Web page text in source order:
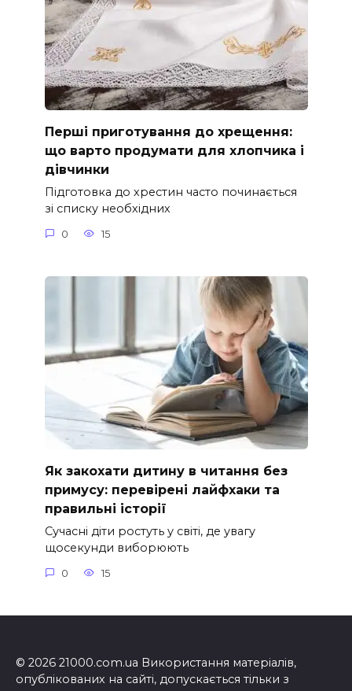
Перші приготування до хрещення:
що варто продумати для хлопчика і
дівчинки
Підготовка до хрестин часто починається
зі списку необхідних
0 15
Як закохати дитину в читання без
примусу: перевірені лайфхаки та
правильні історії
Сучасні діти ростуть у світі, де увагу
щосекунди виборюють
0 15
© 2026 21000.com.ua Використання матеріалів,
опублікованих на сайті, допускається тільки з